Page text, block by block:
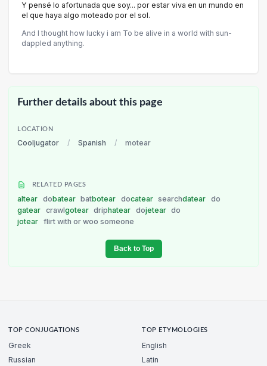
Y pensé lo afortunada que soy... por estar viva en un mundo en
el que haya algo moteado por el sol.
And I thought how lucky i am To be alive in a world with sun-
dappled anything.
Further details about this page
LOCATION
Cooljugator / Spanish / motear
RELATED PAGES
altear dobatear batbotear docatear searchdatear do
gatear crawlgotear driphatear dojetear do
jotear flirt with or woo someone
Back to Top
TOP CONJUGATIONS
Greek
Russian
TOP ETYMOLOGIES
English
Latin